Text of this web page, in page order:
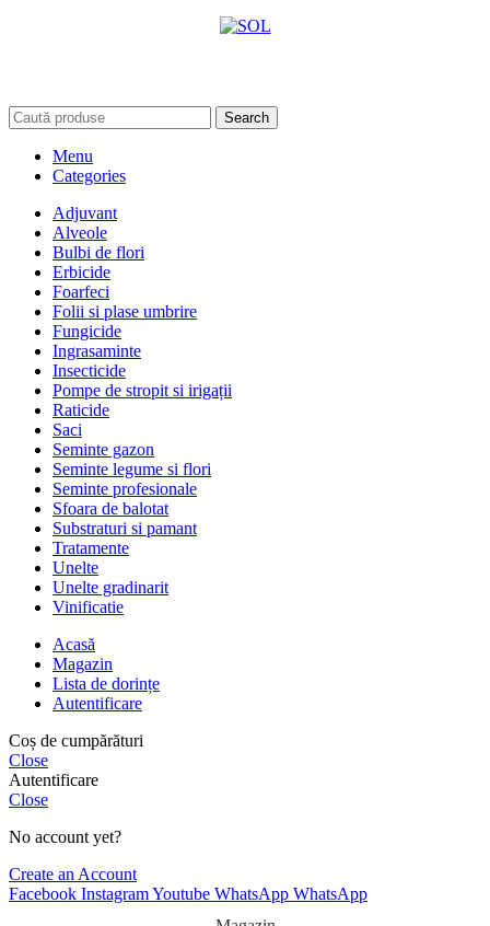
Search
Menu
Categories
Adjuvant
Alveole
Bulbi de flori
Erbicide
Foarfeci
Folii si plase umbrire
Fungicide
Ingrasaminte
Insecticide
Pompe de stropit si irigații
Raticide
Saci
Seminte gazon
Seminte legume si flori
Seminte profesionale
Sfoara de balotat
Substraturi si pamant
Tratamente
Unelte
Unelte gradinarit
Vinificatie
Acasă
Magazin
Lista de dorințe
Autentificare
Coș de cumpărături
Close
Autentificare
Close
No account yet?
Create an Account
Facebook InstagramYoutube WhatsApp WhatsApp